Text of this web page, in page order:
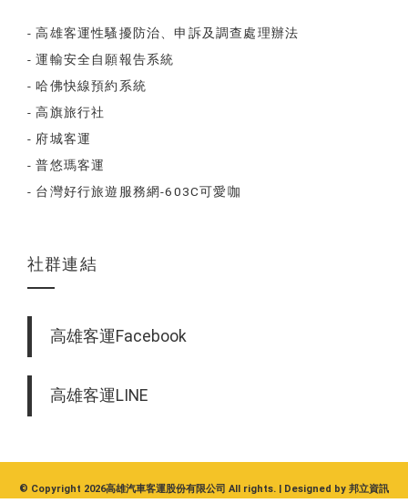
- 高雄客運性騷擾防治、申訴及調查處理辦法
- 運輸安全自願報告系統
- 哈佛快線預約系統
- 高旗旅行社
- 府城客運
- 普悠瑪客運
- 台灣好行旅遊服務網-603C可愛咖
社群連結
高雄客運Facebook
高雄客運LINE
© Copyright 2026高雄汽車客運股份有限公司 All rights. | Designed by 邦立資訊